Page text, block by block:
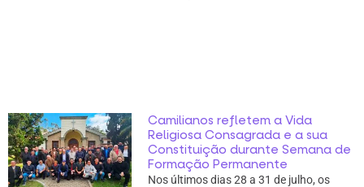
Camilianos refletem a Vida
Religiosa Consagrada e a sua
Constituição durante Semana de
Formação Permanente
Nos últimos dias 28 a 31 de julho, os